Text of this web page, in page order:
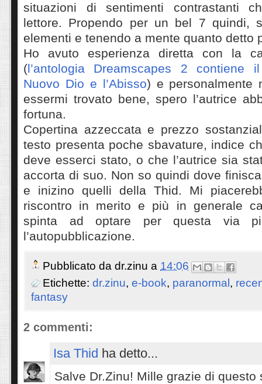
situazioni di sentimenti contrastanti
lettore. Propendo per un bel 7 quindi,
elementi e tenendo a mente quanto detto
Ho avuto esperienza diretta con la
(l’antologia Dreamscapes 2 contiene
Nuovo Dio e l’Abisso) e personalmente
essermi trovato bene, spero l’autrice
fortuna.
Copertina azzeccata e prezzo
testo presenta poche sbavature, indice
deve esserci stato, o che l’autrice sia
accorta di suo. Non so quindi dove
e inizino quelli della Thid. Mi
riscontro in merito e più in generale
spinta ad optare per questa via
l’autopubblicazione.
Pubblicato da dr.zinu a 14:06
Etichette: dr.zinu, e-book, paranormal ,
fantasy
2 commenti:
Isa Thid ha detto...
Salve Dr.Zinu! Mille grazie di questo